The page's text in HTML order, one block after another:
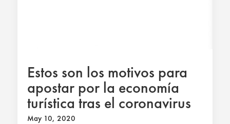
Estos son los motivos para
apostar por la economía
turística tras el coronavirus
May 10, 2020